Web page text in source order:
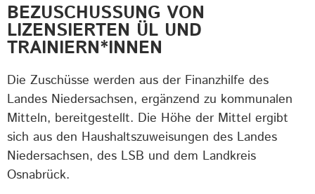
BEZUSCHUSSUNG VON
LIZENSIERTEN ÜL UND
TRAINIERN*INNEN
Die Zuschüsse werden aus der Finanzhilfe des
Landes Niedersachsen, ergänzend zu kommunalen
Mitteln, bereitgestellt. Die Höhe der Mittel ergibt
sich aus den Haushaltszuweisungen des Landes
Niedersachsen, des LSB und dem Landkreis
Osnabrück.